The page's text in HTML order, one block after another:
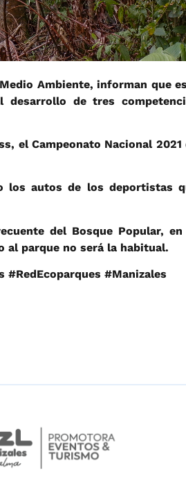
Ambiente, informan que
de tres
el Campeonato Nacional 2021
los autos de los deportistas
del Bosque Popular,
al parque no será la habitual.
#Manizales